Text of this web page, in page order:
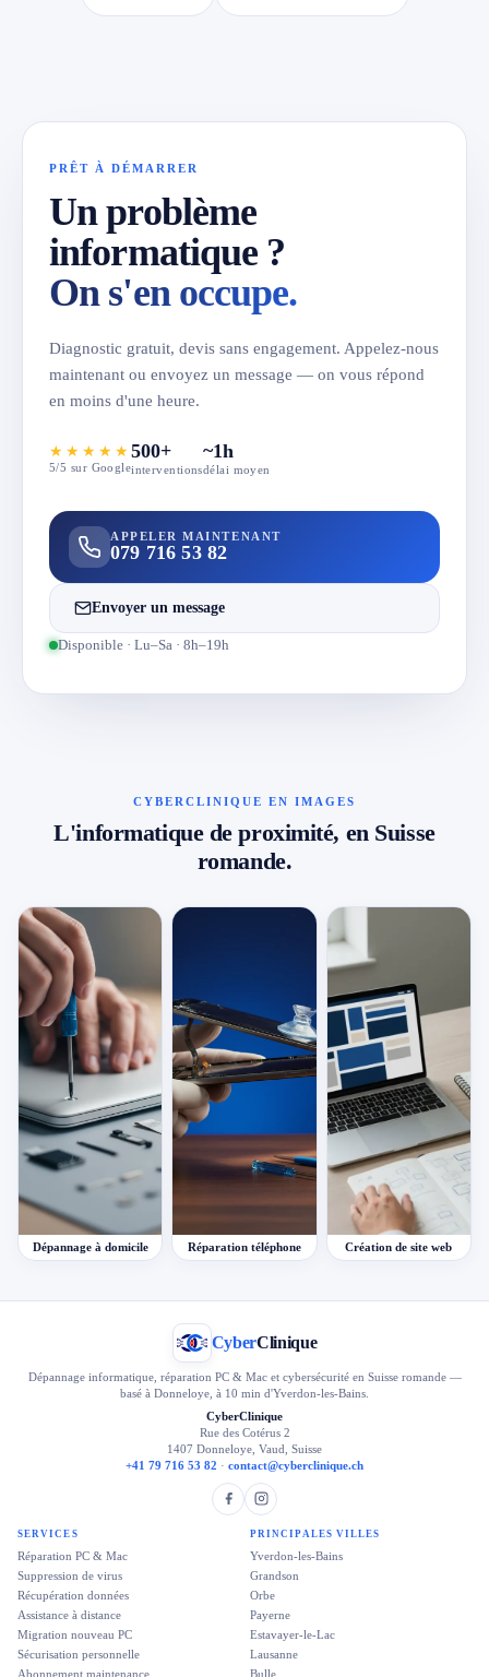
PRÊT À DÉMARRER
Un problème
informatique ?
On s'en occupe.
Diagnostic gratuit, devis sans engagement. Appelez-nous
maintenant ou envoyez un message — on vous répond
en moins d'une heure.
★★★★★
5/5 sur Google
500+
interventions
~1h
délai moyen
APPELER MAINTENANT
079 716 53 82
Envoyer un message
Disponible · Lu–Sa · 8h–19h
CYBERCLINIQUE EN IMAGES
L'informatique de proximité, en Suisse
romande.
Dépannage à domicile Réparation téléphone Création de site web
CyberClinique
Dépannage informatique, réparation PC & Mac et cybersécurité en Suisse romande —
basé à Donneloye, à 10 min d'Yverdon-les-Bains.
CyberClinique
Rue des Cotérus 2
1407 Donneloye, Vaud, Suisse
+41 79 716 53 82 · contact@cyberclinique.ch
SERVICES
Réparation PC & Mac
Suppression de virus
Récupération données
Assistance à distance
Migration nouveau PC
Sécurisation personnelle
Abonnement maintenance
PRINCIPALES VILLES
Yverdon-les-Bains
Grandson
Orbe
Payerne
Estavayer-le-Lac
Lausanne
Bulle